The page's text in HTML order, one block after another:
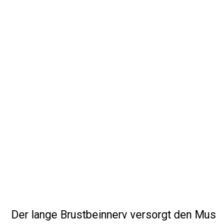
Der lange Brustbeinnerv versorgt den